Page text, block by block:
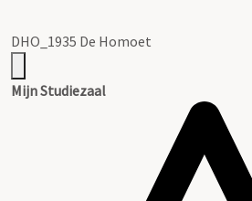
DHO_1935 De Homoet
Mijn Studiezaal